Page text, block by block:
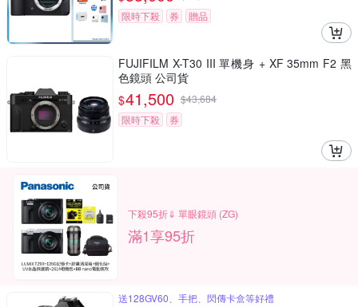
限時下殺
券 贈品
FUJIFILM X-T30 III 單機身 + XF 35mm F2 黑
色鏡頭 公司貨
$41,500 $43,684
限時下殺
券
下殺95折⇓ 單眼鏡頭 (ZG)
滿1享95折
送128GV60、手把、閃傳卡盒等好禮